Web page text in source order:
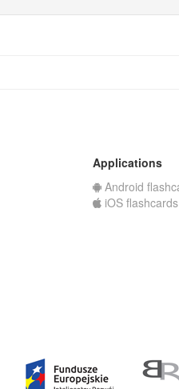
Applications
Android
iOS flashcards